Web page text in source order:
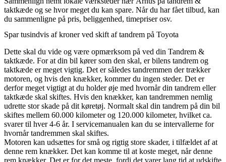
taktkæde og se hvor meget du kan spare. Når du har fået tilbud, kan
du sammenligne på pris, beliggenhed, timepriser osv.
Spar tusindvis af kroner ved skift af tandrem på Toyota
Dette skal du vide og være opmærksom på ved din Tandrem &
taktkæde. For at din bil kører som den skal, er bilens tandrem og
taktkæde er meget vigtig. Det er således tandremmen der trækker
motoren, og hvis den knækker, kommer du ingen steder. Det er
derfor meget vigtigt at du holder øje med hvornår din tandrem eller
taktkæde skal skiftes. Hvis den knækker, kan tandremmen nemlig
udrette stor skade på dit køretøj. Normalt skal din tandrem på din bil
skiftes mellem 60.000 kilometer og 120.000 kilometer, hvilket ca.
svarer til hver 4-6 år. I servicemanualen kan du se intervallerne for
hvornår tandremmen skal skiftes.
Motoren kan udsættes for små og rigtig store skader, i tilfældet af at
denne rem knækker. Det kan komme til at koste meget, når denne
rem knækker. Det er for det meste, fordi det varer lang tid at udskifte